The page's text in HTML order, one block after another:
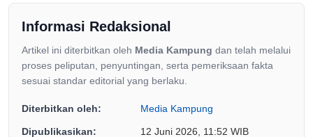
Informasi Redaksional
Artikel ini diterbitkan oleh Media Kampung dan telah melalui
proses peliputan, penyuntingan, serta pemeriksaan fakta
sesuai standar editorial yang berlaku.
Diterbitkan oleh: Media Kampung
Dipublikasikan: 12 Juni 2026, 11:52 WIB